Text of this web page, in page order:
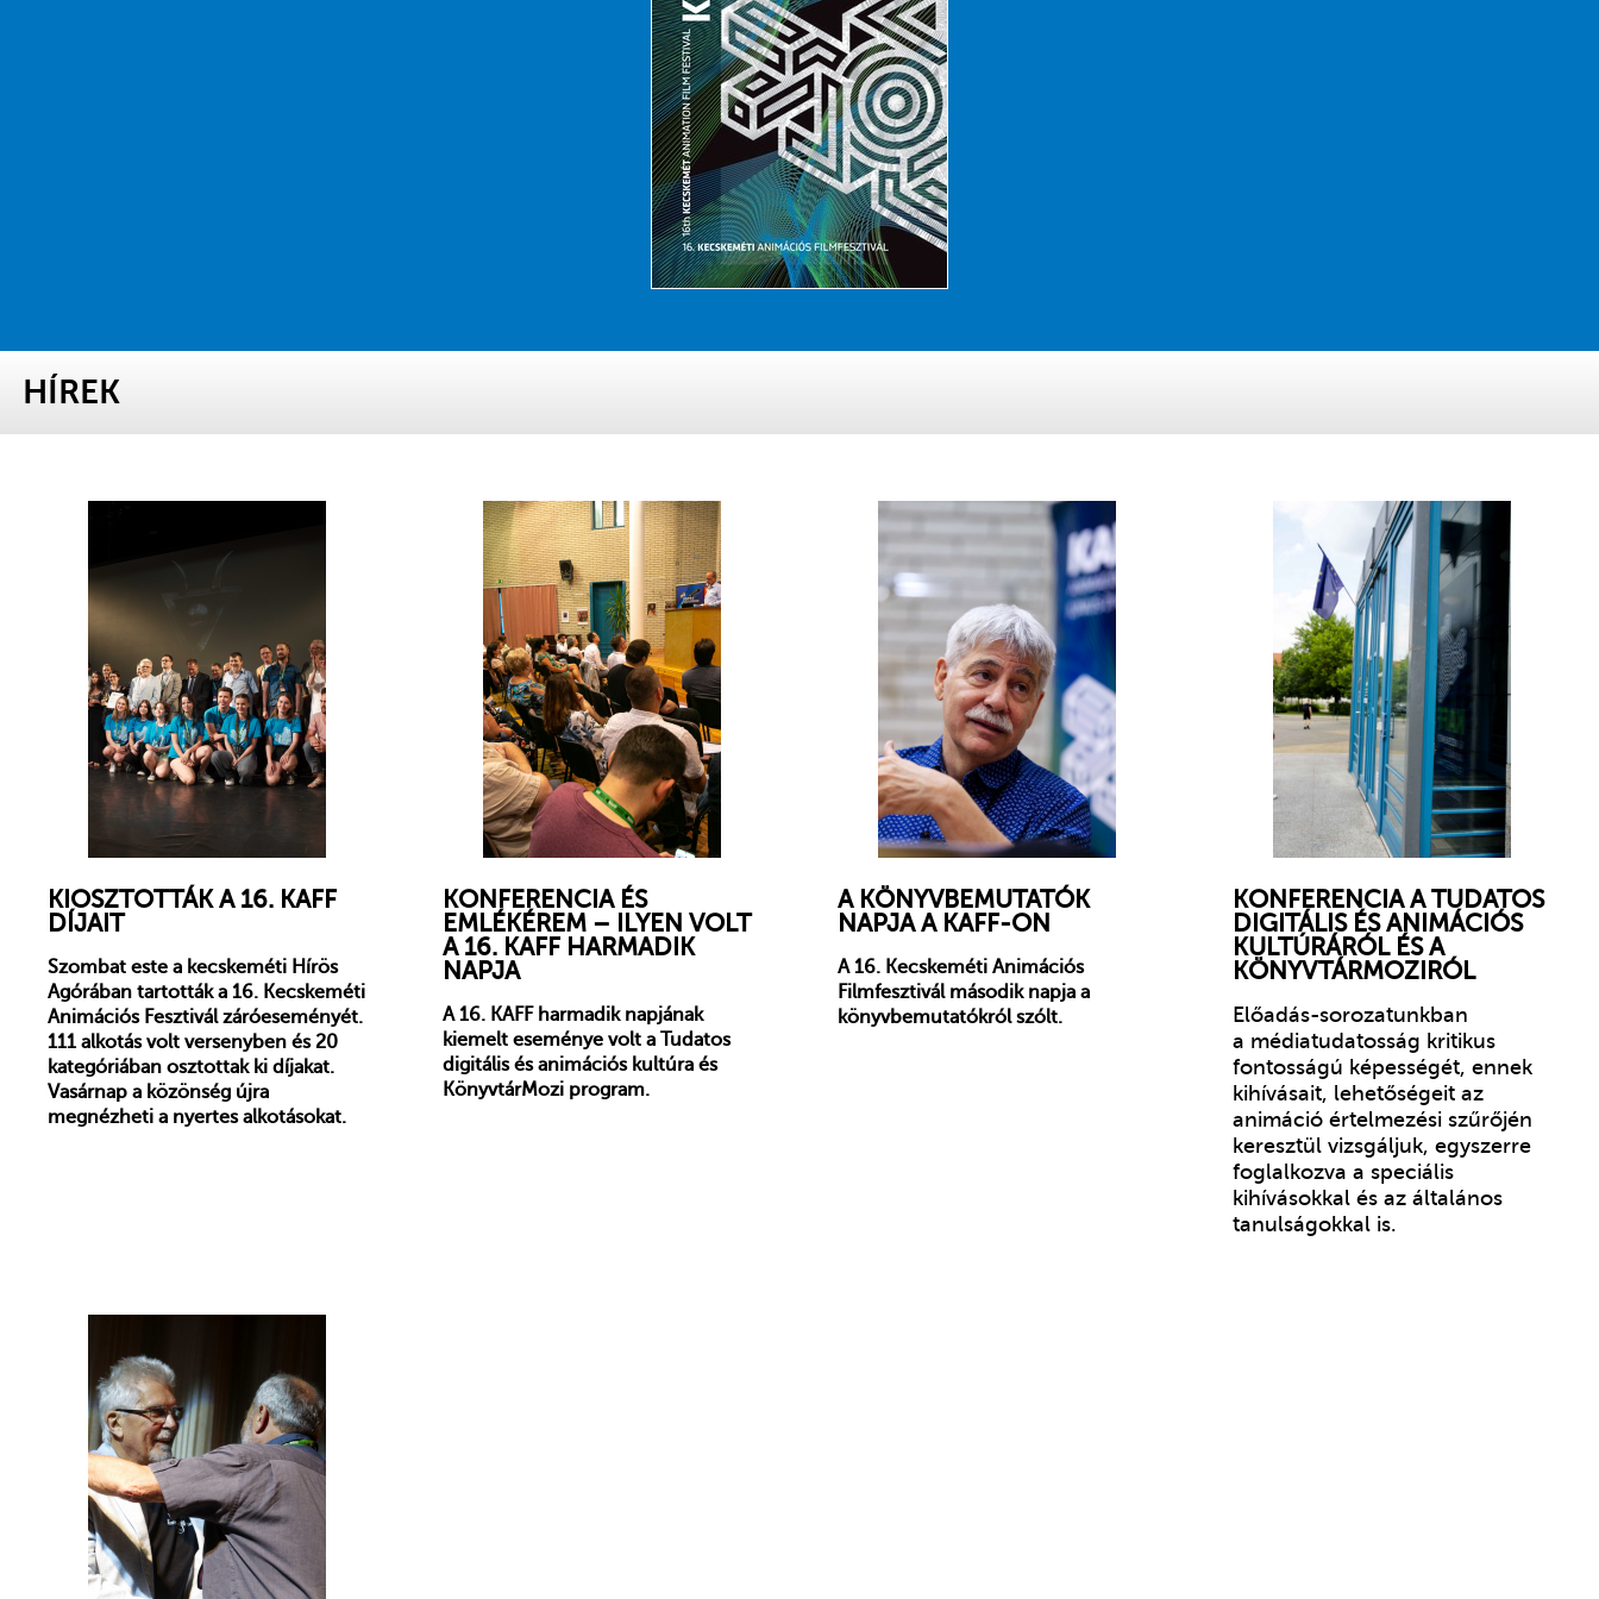
HÍREK
KIOSZTOTTÁK A 16. KAFF
DÍJAIT
Szombat este a kecskeméti Hírös
Agórában tartották a 16. Kecskeméti
Animációs Fesztivál záróeseményét.
111 alkotás volt versenyben és 20
kategóriában osztottak ki díjakat.
Vasárnap a közönség újra
megnézheti a nyertes alkotásokat.
KONFERENCIA ÉS
EMLÉKÉREM – ILYEN VOLT
A 16. KAFF HARMADIK
NAPJA
A 16. KAFF harmadik napjának
kiemelt eseménye volt a Tudatos
digitális és animációs kultúra és
KönyvtárMozi program.
A KÖNYVBEMUTATÓK
NAPJA A KAFF-ON
A 16. Kecskeméti Animációs
Filmfesztivál második napja a
könyvbemutatókról szólt.
KONFERENCIA A TUDATOS
DIGITÁLIS ÉS ANIMÁCIÓS
KULTÚRÁRÓL ÉS A
KÖNYVTÁRMOZIRÓL
Előadás-sorozatunkban
a médiatudatosság kritikus
fontosságú képességét, ennek
kihívásait, lehetőségeit az
animáció értelmezési szűrőjén
keresztül vizsgáljuk, egyszerre
foglalkozva a speciális
kihívásokkal és az általános
tanulságokkal is.